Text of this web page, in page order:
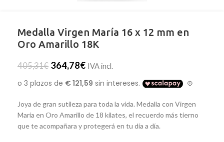
Medalla Virgen María 16 x 12 mm en
Oro Amarillo 18K
405,31€ 364,78€ IVA incl.
Joya de gran sutileza para toda la vida. Medalla con Virgen
María en Oro Amarillo de 18 kilates, el recuerdo más tierno
que te acompañara y protegerá en tu día a día.